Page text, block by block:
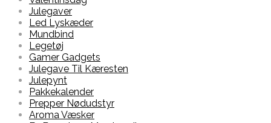
Julegaver
Led Lyskæder
Mundbind
Legetøj
Gamer Gadgets
Julegave Til Kæresten
Julepynt
Pakkekalender
Prepper Nødudstyr
Aroma Væsker